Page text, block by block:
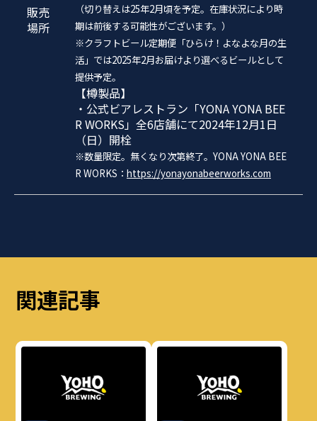
販売
場所
（切り替えは25年2月頃を予定。在庫状況により時
期は前後する可能性がございます。）
※クラフトビール定期便「ひらけ！よなよな月の生
活」では2025年2月お届けより選べるビールとして
提供予定。
【樽製品】
・公式ビアレストラン「YONA YONA BEE
R WORKS」全6店舗にて2024年12月1日
（日）開栓
※数量限定。無くなり次第終了。YONA YONA BEE
R WORKS： https://yonayonabeerworks.com
関連記事